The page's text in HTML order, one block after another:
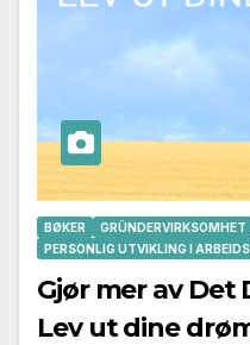
BØKER GRÜNDERVIRKSOMHET
PERSONLIG UTVIKLING I
Gjør mer av Det
Lev ut dine